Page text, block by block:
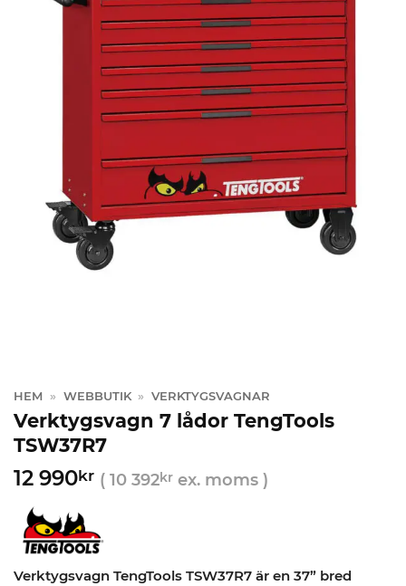
HEM » WEBBUTIK » VERKTYGSVAGNAR
Verktygsvagn 7 lådor TengTools
TSW37R7
12 990kr ( 10 392kr ex. moms )
Verktygsvagn TengTools TSW37R7 är en 37” bred